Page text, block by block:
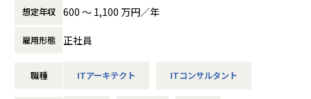
クライアント社内外のあらゆるデータをAPI連携
これまで各ツールからダウンロードおよび加工して活用して
いたデータや企業独自の社内データを連携することができま
す。
たモデリングや業務改善アプリをつくることもできます。
1.APIをハブにした『人』『アイデア』『技術』の融合による
オープンなパートナーシップ推進、エコシステム拡張
2.レガシーシステム刷新と、ROI（投資収益率）の継続的な
向上
想定年収 600 〜 1,100 万円／年
雇用形態 正社員
職種 ITアーキテクト ITコンサルタント